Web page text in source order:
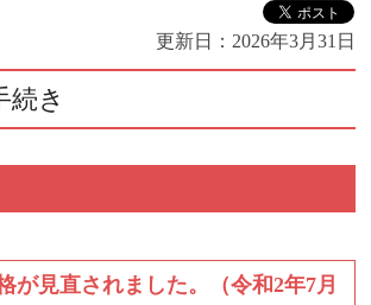
更新日： 2026年3月31日
続き
が見直されました。（令和2年7月